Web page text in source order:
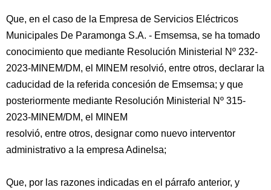
Que, en el caso de la Empresa de Servicios Eléctricos
Municipales De Paramonga S.A. - Emsemsa, se ha tomado
conocimiento que mediante Resolución Ministerial Nº 232-
2023-MINEM/DM, el MINEM resolvió, entre otros, declarar la
caducidad de la referida concesión de Emsemsa; y que
posteriormente mediante Resolución Ministerial Nº 315-
2023-MINEM/DM, el MINEM
resolvió, entre otros, designar como nuevo interventor
administrativo a la empresa Adinelsa;
Que, por las razones indicadas en el párrafo anterior, y